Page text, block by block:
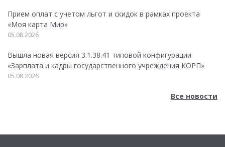
Прием оплат с учетом льгот и скидок в рамках проекта
«Моя карта Мир»
05.08.2026
Вышла новая версия 3.1.38.41 типовой конфигурации
«Зарплата и кадры государственного учреждения КОРП»
05.08.2026
Все новости